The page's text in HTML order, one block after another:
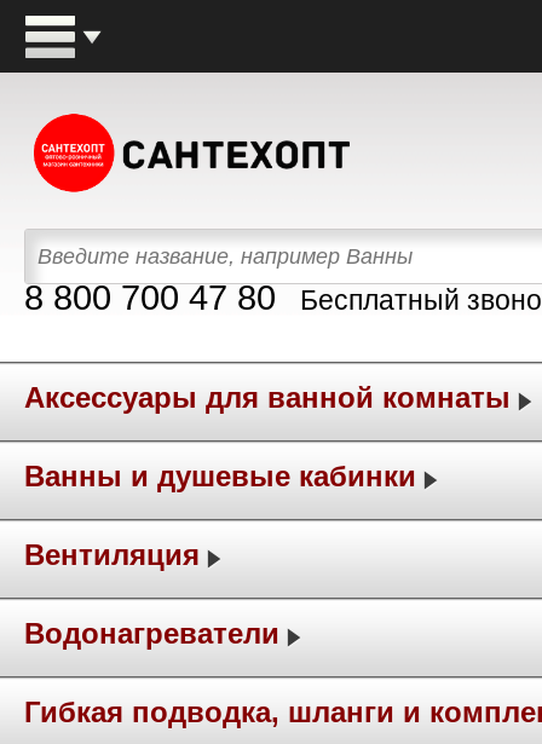
8 800 700 47 80 Бесплатный
Аксессуары для ванной комнаты
Ванны и душевые кабинки
Вентиляция
Водонагреватели
Гибкая подводка, шланги и